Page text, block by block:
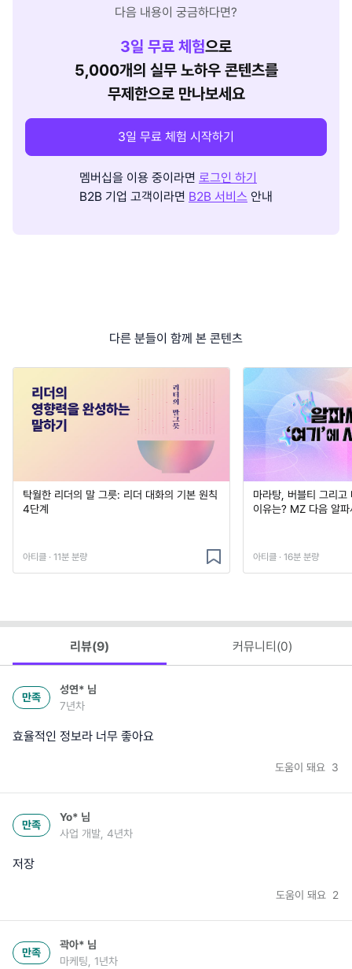
다음 내용이 궁금하다면?
3일 무료 체험으로
5,000개의 실무 노하우 콘텐츠를
무제한으로 만나보세요
3일 무료 체험 시작하기
멤버십을 이용 중이라면 로그인 하기
B2B 기업 고객이라면 B2B 서비스 안내
다른 분들이 함께 본 콘텐츠
탁월한 리더의 말 그릇: 리더 대화의 기본 원칙
4단계
아티클 · 11분 분량
마라탕, 버블티 그리고
이유는? MZ 다음 알
아티클 · 16분 분량
리뷰(9) 커뮤니티(0)
만족
성연* 님
7년차
효율적인 정보라 너무 좋아요
도움이 돼요 3
만족
Yo* 님
사업 개발, 4년차
저장
도움이 돼요 2
만족
곽아* 님
마케팅, 1년차